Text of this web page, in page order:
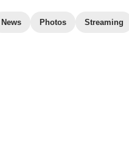
News Photos Streaming